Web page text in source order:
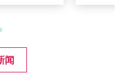
闻